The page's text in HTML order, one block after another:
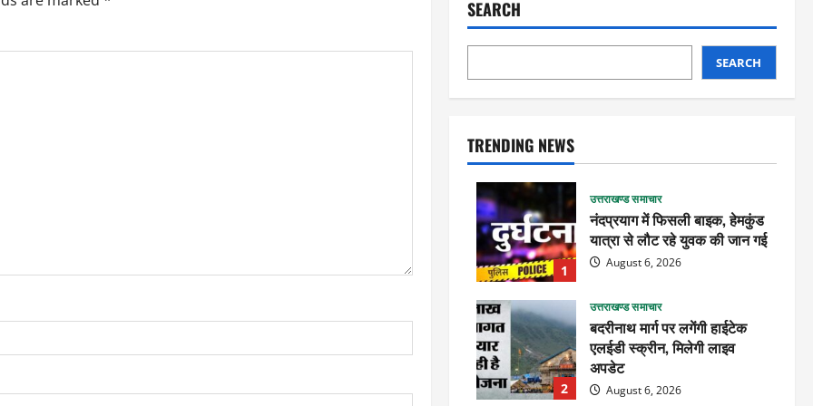
SEARCH
SEARCH
TRENDING NEWS
1
उत्तराखण्ड समाचार
नंदप्रयाग में फिसली बाइक, हेमकुंड
यात्रा से लौट रहे युवक की जान गई
August 6, 2026
2
उत्तराखण्ड समाचार
बदरीनाथ मार्ग पर लगेंगी हाईटेक
एलईडी स्क्रीन, मिलेगी लाइव
अपडेट
August 6, 2026